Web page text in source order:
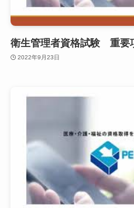
衛生管理者資格試験 重要
2022年9月23日